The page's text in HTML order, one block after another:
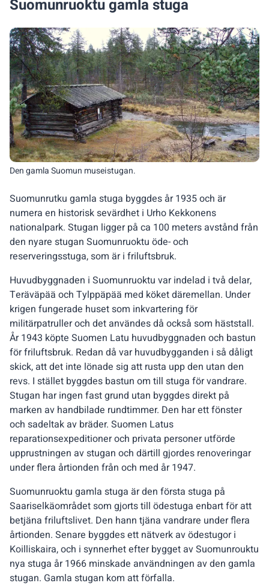
Suomunruoktu gamla stuga
Suomunrutku gamla stuga byggdes år 1935 och är
numera en historisk sevärdhet i Urho Kekkonens
nationalpark. Stugan ligger på ca 100 meters avstånd från
den nyare stugan Suomunruoktu öde- och
reserveringsstuga, som är i friluftsbruk.
Huvudbyggnaden i Suomunruoktu var indelad i två delar,
Teräväpää och Tylppäpää med köket däremellan. Under
krigen fungerade huset som inkvartering för
militärpatruller och det användes då också som häststall.
År 1943 köpte Suomen Latu huvudbyggnaden och bastun
för friluftsbruk. Redan då var huvudbygganden i så dåligt
skick, att det inte lönade sig att rusta upp den utan den
revs. I stället byggdes bastun om till stuga för vandrare.
Stugan har ingen fast grund utan byggdes direkt på
marken av handbilade rundtimmer. Den har ett fönster
och sadeltak av bräder. Suomen Latus
reparationsexpeditioner och privata personer utförde
upprustningen av stugan och därtill gjordes renoveringar
under flera årtionden från och med år 1947.
Suomunruoktu gamla stuga är den första stuga på
Saariselkäområdet som gjorts till ödestuga enbart för att
betjäna friluftslivet. Den hann tjäna vandrare under flera
årtionden. Senare byggdes ett nätverk av ödestugor i
Koilliskaira, och i synnerhet efter bygget av Suomunrouktu
nya stuga år 1966 minskade användningen av den gamla
stugan. Gamla stugan kom att förfalla.
Den gamla Suomun museistugan.